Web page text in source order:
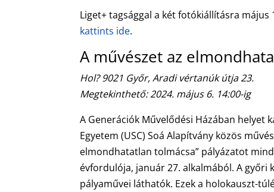
Liget+ tagsággal a két fotókiállításra május
kattints ide.
A művészet az
Hol? 9021 Győr, Aradi vértanúk útja 23.
Megtekinthető: 2024. május 6. 14:00-ig
A Generációk Művelődési Házában helyet
Egyetem (USC) Soá Alapítvány közös
elmondhatatlan tolmácsa” pályázatot
évfordulója, január 27. alkalmából. A győri
pályaművei láthatók. Ezek a holokauszt-